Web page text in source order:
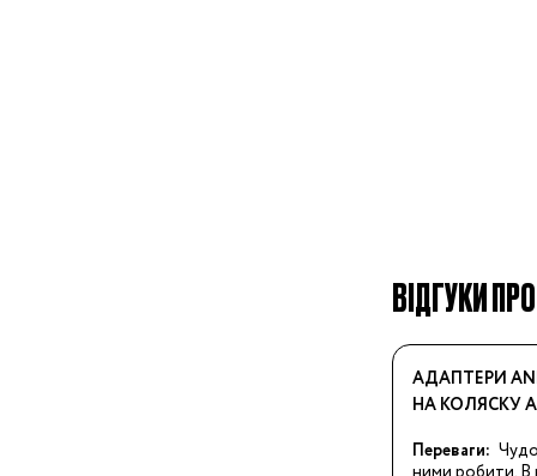
Стільчики для
Аксесуари для
Молоковідсмоктувачі
Пляшечки для
Пустушки, карабіни
ВІДГУКИ
АДАПТЕРИ
НА КОЛЯСКУ
Переваги: